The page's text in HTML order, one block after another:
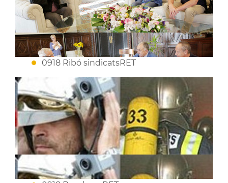
0918 Ribó sindicatsRET